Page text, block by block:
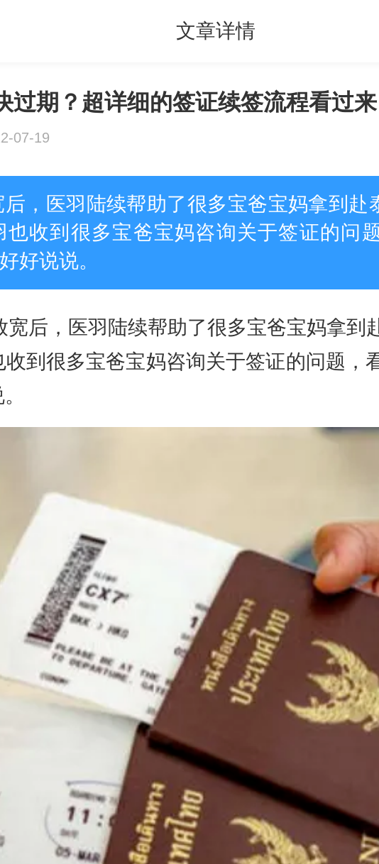
文章详情
过期？超详细的签证续签流程看过来
07-19
，医羽陆续帮助了很多宝爸宝妈拿到
收到很多宝爸宝妈咨询关于签证的问
好说说。
，医羽陆续帮助了很多宝爸宝妈拿到
到很多宝爸宝妈咨询关于签证的问题，